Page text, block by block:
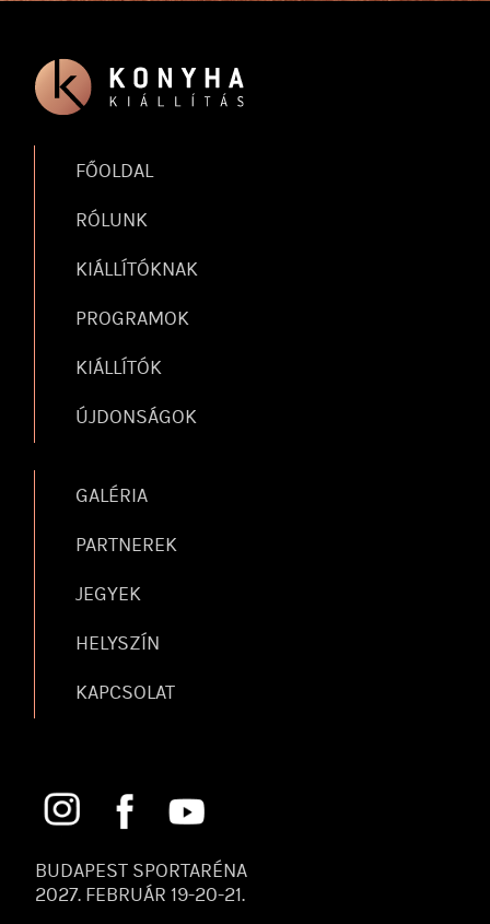
FŐOLDAL
RÓLUNK
KIÁLLÍTÓKNAK
PROGRAMOK
KIÁLLÍTÓK
ÚJDONSÁGOK
GALÉRIA
PARTNEREK
JEGYEK
HELYSZÍN
KAPCSOLAT
BUDAPEST SPORTARÉNA
2027. FEBRUÁR 19-20-21.